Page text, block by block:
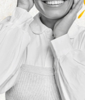
En colaboración
Santa, los
elaborarán 200
se entregarán
consumiciones
de Hostelería,
nombre de cada
Cofradías